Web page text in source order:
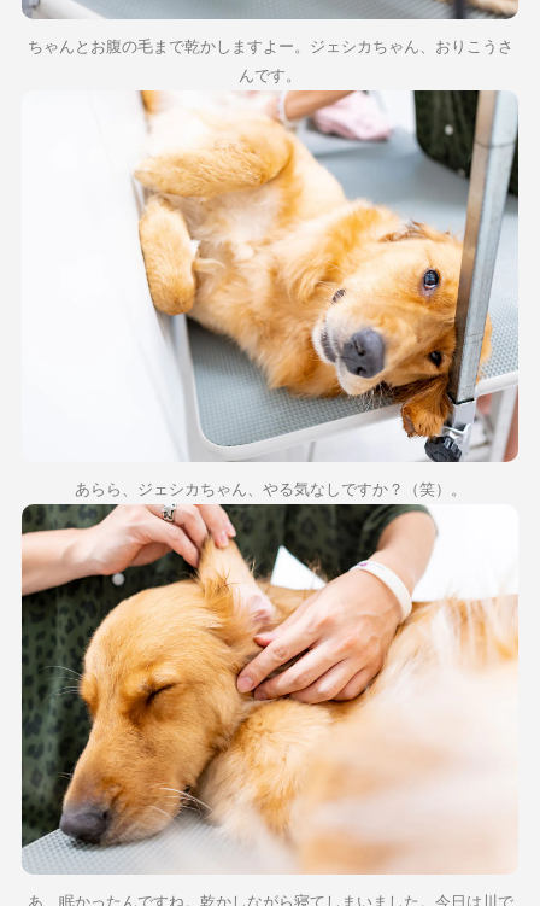
ちゃんとお腹の毛まで乾かしますよー。ジェシカちゃん、おりこうさ
んです。
あらら、ジェシカちゃん、やる気なしですか？（笑）。
あ、眠かったんですね。乾かしながら寝てしまいました。今日は川で